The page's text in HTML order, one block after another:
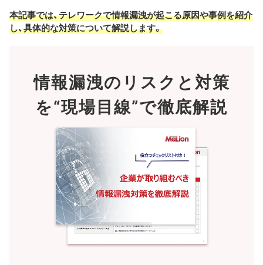
本記事では、テレワークで情報漏洩が起こる原因や事例を紹介
し、具体的な対策について解説します。
情報漏洩のリスクと対策
を“現場目線”で徹底解説